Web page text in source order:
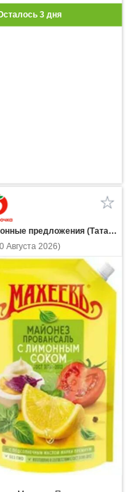
3дня
Акционные предложения (Татарстан)
Августа 2026)